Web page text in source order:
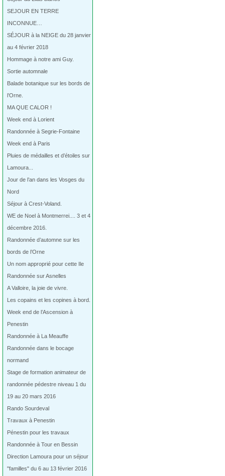
SEJOUR EN TERRE
INCONNUE…
SÉJOUR à la NEIGE du 28 janvier
au 4 février 2018
Hommage à notre ami Guy.
Sortie automnale
Balade botanique sur les bords de
l’Orne.
MA QUE CALOR !
Week end à Lorient
Randonnée à Segrie-Fontaine
Week end à Paris
Pluies de médailles et d’étoiles sur
Lamoura...
Jour de l’an dans les Vosges du
Nord
Séjour à Crest-Voland.
WE de Noel à Montmerrei.... 3 et 4
décembre 2016.
Randonnée d’automne sur les
bords de l’Orne
Un nom approprié pour cette Ile
Randonnée sur Asnelles
A Valloire, la joie de vivre.
Les copains et les copines à bord.
Week end de l’Ascension à
Penestin
Randonnée à La Meauffe
Randonnée dans le bocage
normand
Stage de formation animateur de
randonnée pédestre niveau 1 du
19 au 20 mars 2016
Rando Sourdeval
Travaux à Penestin
Pénestin pour les travaux
Randonnée à Tour en Bessin
Direction Lamoura pour un séjour
"familles" du 6 au 13 février 2016